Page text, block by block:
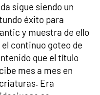
sigue siendo un
éxito para
y muestra de ello
el continuo goteo de
que el título
mes a mes en
Era